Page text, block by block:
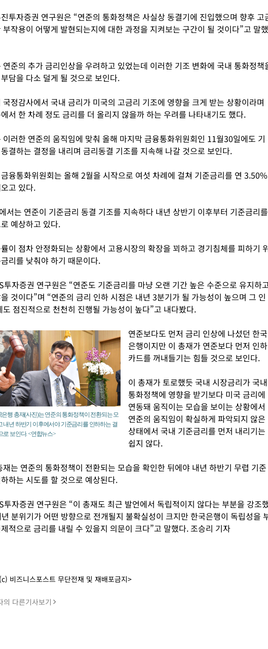
투자증권 연구원은 “연준의 통화정책은 사실상 동결기에 진입했으며 향후 고
부작용이 어떻게 발현되는지에 대한 과정을 지켜보는 구간이 될 것이다”고 말했
연준의 추가 금리인상을 우려하고 있었는데 이러한 기조 변화에 국내 통화정책
담을 다소 덜게 될 것으로 보인다.
국정감사에서 국내 금리가 미국의 고금리 기조에 영향을 크게 받는 상황이라며
서 한 차례 정도 금리를 더 올리지 않을까 하는 우려를 나타내기도 했다.
이러한 연준의 움직임에 맞춰 올해 마지막 금융통화위원회인 11월30일에도 기
결하는 결정을 내리며 금리동결 기조를 지속해 나갈 것으로 보인다.
융통화위원회는 올해 2월을 시작으로 여섯 차례에 걸쳐 기준금리를 연 3.50%
고 있다.
서는 연준이 기준금리 동결 기조를 지속하다 내년 상반기 이후부터 기준금리를
예상하고 있다.
이 점차 안정화되는 상황에서 고용시장의 확장을 꾀하고 경기침체를 피하기
리를 낮춰야 하기 때문이다.
투자증권 연구원은 “연준도 기준금리를 마냥 오랜 기간 높은 수준으로 유지하
것이다”며 “연준의 금리 인하 시점은 내년 3분기가 될 가능성이 높으며 그 인
도 점진적으로 천천히 진행될 가능성이 높다”고 내다봤다.
행 총재(사진)는 연준의 통화정책이 전환되는 모
내년 하반기 이후에서야 기준금리를 인하하는 결
로 보인다. <연합뉴스>
연준보다도 먼저 금리 인상에 나섰던 한국
은행이지만 이 총재가 연준보다 먼저 인하
카드를 꺼내들기는 힘들 것으로 보인다.
이 총재가 토로했듯 국내 시장금리가 국내
통화정책에 영향을 받기보다 미국 금리에
연동돼 움직이는 모습을 보이는 상황에서
연준의 움직임이 확실하게 파악되지 않은
상태에서 국내 기준금리를 먼저 내리기는
쉽지 않다.
재는 연준의 통화정책이 전환되는 모습을 확인한 뒤에야 내년 하반기 무렵 기준
하는 시도를 할 것으로 예상된다.
투자증권 연구원은 “이 총재도 최근 발언에서 독립적이지 않다는 부분을 강조
분위기가 어떤 방향으로 전개될지 불확실성이 크지만 한국은행이 독립성을
적으로 금리를 내릴 수 있을지 의문이 크다”고 말했다. 조승리 기자
비즈니스포스트 무단전재 및 재배포금지>
의 다른기사보기